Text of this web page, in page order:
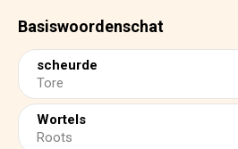
Basiswoordenschat
scheurde
Tore
Wortels
Roots